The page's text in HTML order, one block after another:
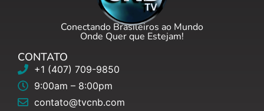
Conectando Brasileiros ao Mundo
Onde Quer que Estejam!
CONTATO
+1 (407) 709-9850
9:00am – 8:00pm
contato@tvcnb.com